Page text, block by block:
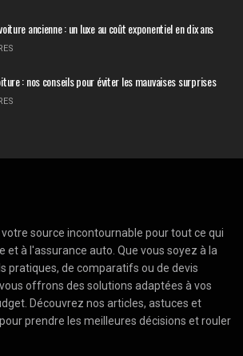
ancienne : un luxe au coût exponentiel en dix ans
: nos conseils pour éviter les mauvaises surprises
votre source incontournable pour tout ce qui
et à l'assurance auto. Que vous soyez à la
pratiques, de comparatifs ou de devis
offrons des solutions adaptées à vos
Découvrez nos articles, astuces et
prendre les meilleures décisions et rouler